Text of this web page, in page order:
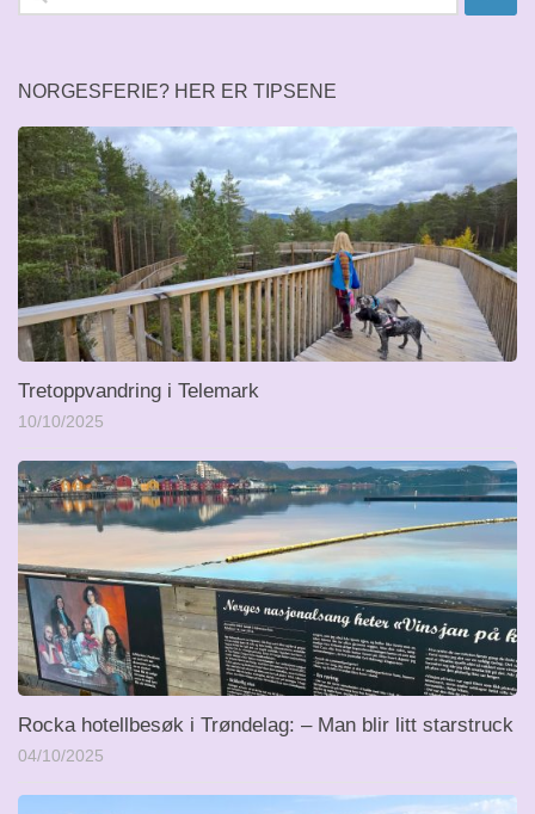
etter:
NORGESFERIE? HER ER TIPSENE
Tretoppvandring i Telemark
10/10/2025
Rocka hotellbesøk i Trøndelag: – Man blir litt starstruck
04/10/2025